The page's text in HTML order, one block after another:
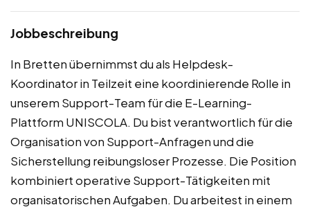
Jobbeschreibung
In Bretten übernimmst du als Helpdesk-
Koordinator in Teilzeit eine koordinierende Rolle in
unserem Support-Team für die E-Learning-
Plattform UNISCOLA. Du bist verantwortlich für die
Organisation von Support-Anfragen und die
Sicherstellung reibungsloser Prozesse. Die Position
kombiniert operative Support-Tätigkeiten mit
organisatorischen Aufgaben. Du arbeitest in einem